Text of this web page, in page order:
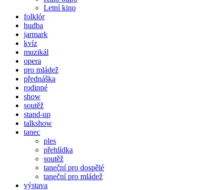
Letní kino
folklór
hudba
jarmark
kvíz
muzikál
opera
pro mládež
přednáška
rodinné
show
soutěž
stand-up
talkshow
tanec
ples
přehlídka
soutěž
taneční pro dospělé
taneční pro mládež
výstava